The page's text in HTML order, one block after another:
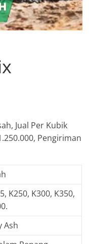
Jual Per Kubik
Pengiriman
K250, K300, K350,
Ash